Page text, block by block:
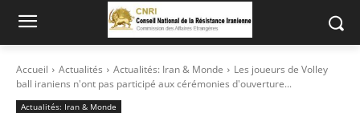
Accueil Actualités Actualités: Iran & Monde
Les joueurs de Volley
ball iraniens n'ont pas participé aux cérémonies d'ouverture...
Actualités: Iran & Monde